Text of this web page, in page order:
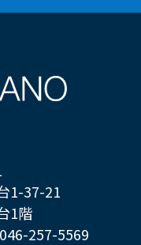
1-37-21
1階
046-257-5569